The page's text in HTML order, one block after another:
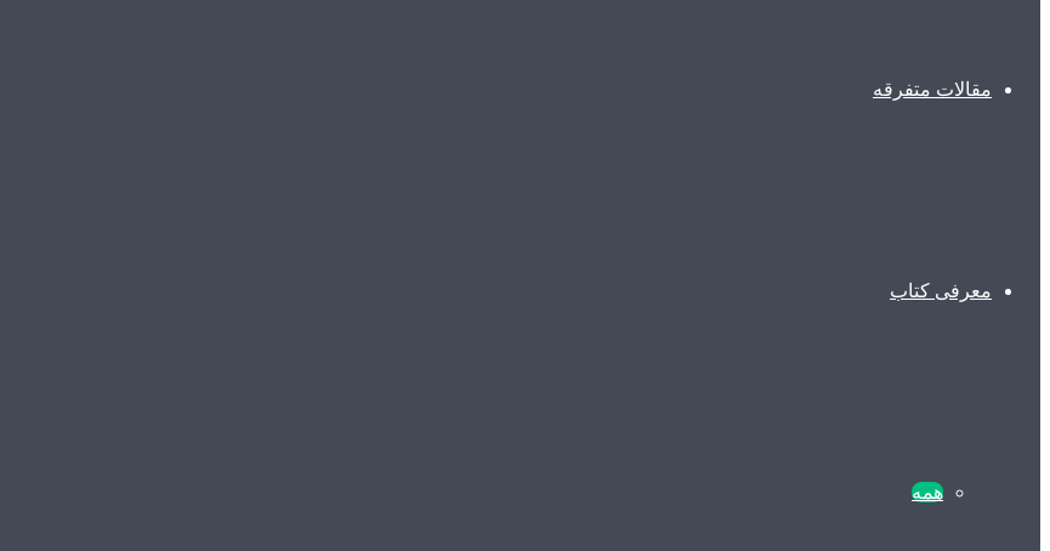
مقالات متفرقه
معرفی کتاب
همه